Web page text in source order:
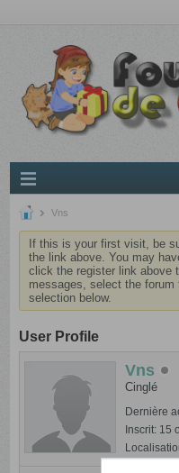
Vns
If this is your first visit, be
the link above. You may
click the register link above
messages, select the
selection below.
User Profile
Vns
Cinglé
Dernière
Inscrit: 15